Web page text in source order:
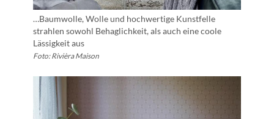
…Baumwolle, Wolle und hochwertige Kunstfelle
strahlen sowohl Behaglichkeit, als auch eine coole
Lässigkeit aus
Foto: Rivièra Maison